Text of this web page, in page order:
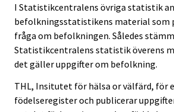
I Statistikcentralens övriga statistik
befolkningsstatistikens material som
fråga om befolkningen. Således
Statistikcentralens statistik överens
det gäller uppgifter om befolkning.
THL, Insitutet för hälsa or välfärd, för
födelseregister och publicerar